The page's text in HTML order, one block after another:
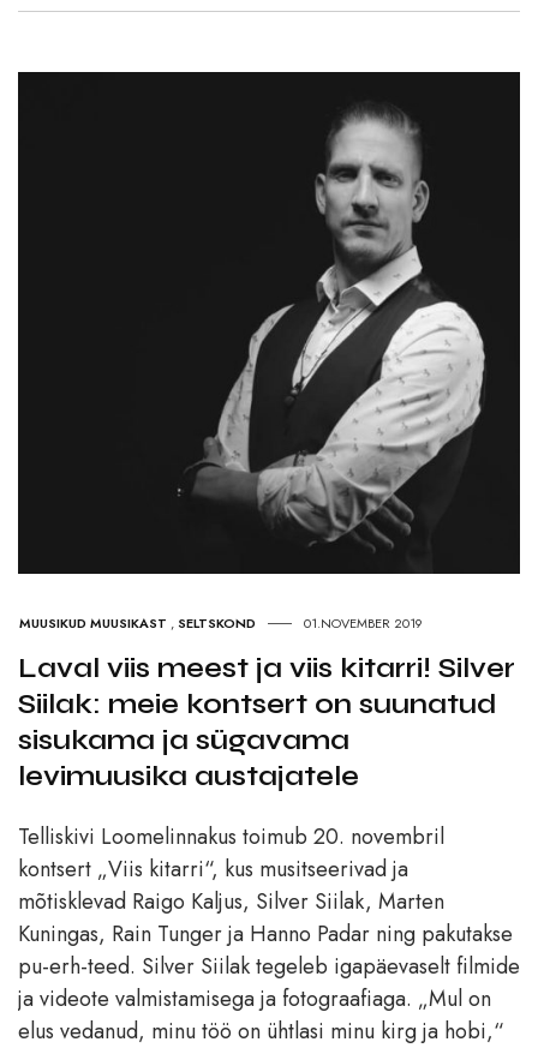
MUUSIKUD MUUSIKAST , SELTSKOND 01.NOVEMBER 2019
Laval viis meest ja viis kitarri! Silver
Siilak: meie kontsert on suunatud
sisukama ja sügavama
levimuusika austajatele
Telliskivi Loomelinnakus toimub 20. novembril
kontsert „Viis kitarri“, kus musitseerivad ja
mõtisklevad Raigo Kaljus, Silver Siilak, Marten
Kuningas, Rain Tunger ja Hanno Padar ning pakutakse
pu-erh-teed. Silver Siilak tegeleb igapäevaselt filmide
ja videote valmistamisega ja fotograafiaga. „Mul on
elus vedanud, minu töö on ühtlasi minu kirg ja hobi,“